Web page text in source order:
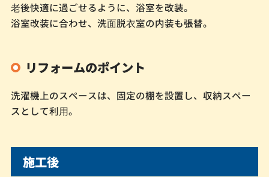
⽼後快適に過ごせるように、浴室を改装。
浴室改装に合わせ、洗⾯脱⾐室の内装も張替。
リフォームのポイント
洗濯機上のスペースは、固定の棚を設置し、収納スペー
スとして利⽤。
施工後